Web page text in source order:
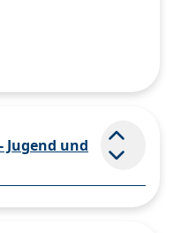
Jugend und